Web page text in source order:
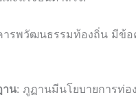
ารพวัฒนธรรมท้องถิ่น มีข้อ
าน: ภูฏานมีนโยบายการท่อ